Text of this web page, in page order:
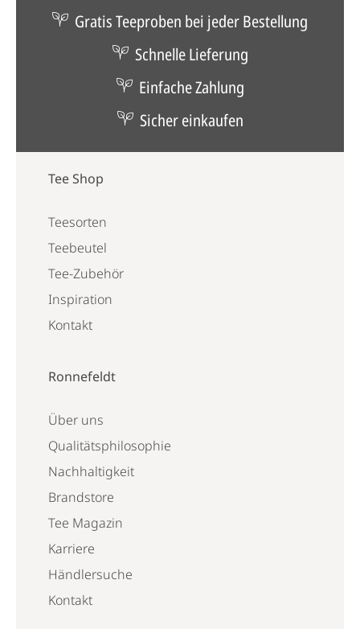
Gratis Teeproben bei jeder Bestellung
Schnelle Lieferung
Einfache Zahlung
Sicher einkaufen
Tee Shop
Teesorten
Teebeutel
Tee-Zubehör
Inspiration
Kontakt
Ronnefeldt
Über uns
Qualitätsphilosophie
Nachhaltigkeit
Brandstore
Tee Magazin
Karriere
Händlersuche
Kontakt